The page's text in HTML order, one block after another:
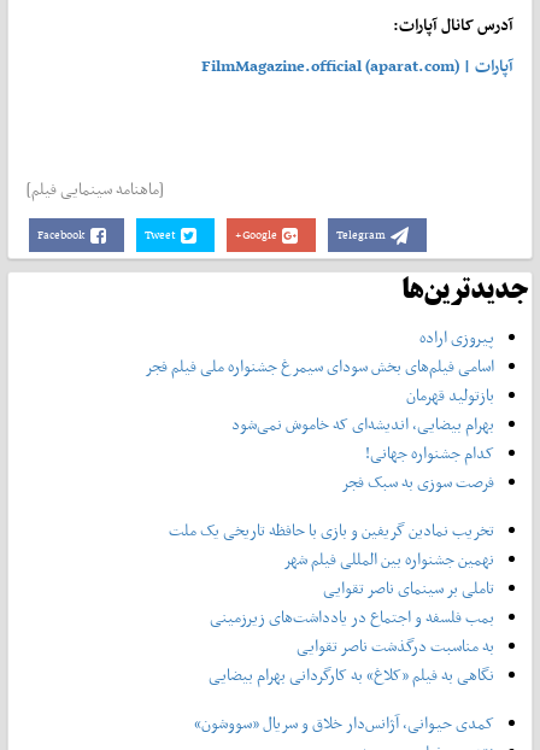
آدرس کانال آپارات:
آپارات | FilmMagazine.official (aparat.com)
[ماهنامه سینمایی فیلم]
Facebook Tweet Google+ Telegram
جدیدترین‌ها
پیروزی اراده
اسامی فیلم‌های بخش سودای سیمرغ جشنواره‌ ملی فیلم فجر
بازتولید قهرمان
بهرام بیضایی، اندیشه‌ای که خاموش نمی‌شود
کدام جشنواره جهانی!
فرصت سوزی به سبک فجر
تخریب نمادین گریفین و بازی با حافظه تاریخی یک ملت
نهمین جشنواره بین المللی فیلم شهر
تاملی بر سینمای ناصر تقوایی
بمب فلسفه و اجتماع در یادداشت‌های زیرزمینی
به مناسبت درگذشت ناصر تقوایی
نگاهی به فیلم «کلاغ» به کارگردانی بهرام بیضایی
کمدی حیوانی، آژانس‌دار خلاق و سریال «سووشون»